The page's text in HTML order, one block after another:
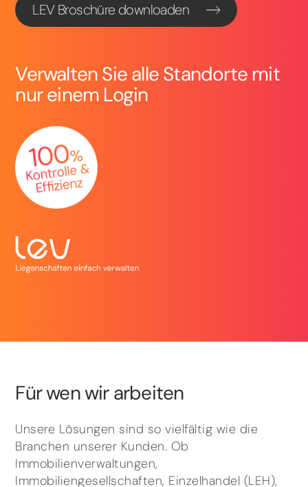
Verwalten Sie alle Standorte mit
nur einem Login
LEV Broschüre downloaden
Für wen wir arbeiten
Unsere Lösungen sind so vielfältig wie die
Branchen unserer Kunden. Ob
Immobilienverwaltungen,
Immobiliengesellschaften, Einzelhandel (LEH),